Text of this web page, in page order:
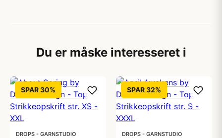
Du er måske interesseret i
SPAR 30%
DROPS - GARNSTUDIO
SPAR 32%
DROPS - GARNSTUDIO